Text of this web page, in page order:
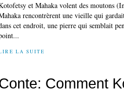
et Mahaka volent des moutons
rencontrèrent une vieille qui
cet endroit, une pierre qui semblait
LA SUITE
Comment